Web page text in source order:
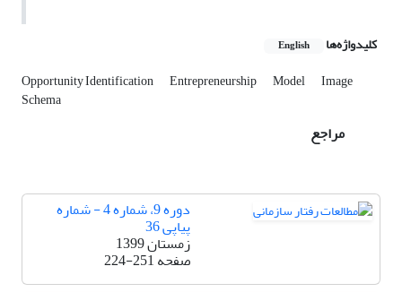
کلیدواژه‌ها English
Opportunity Identification Entrepreneurship Model Image
Schema
مراجع
دوره 9، شماره 4 - شماره
پیاپی 36
زمستان 1399
صفحه224-251